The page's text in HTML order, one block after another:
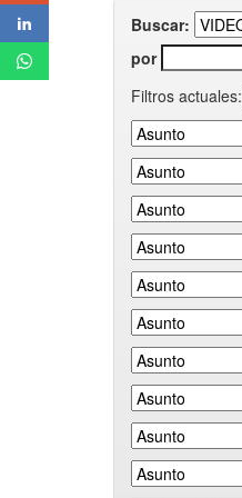
Buscar:
por
Filtros actuales: